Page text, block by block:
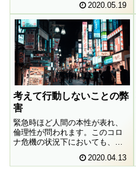
当にそれは義務に反するのでし
ょうか。もしそうだとしたら、
私たちは考える必要などなく、
カントに盲目的に従っていれば
いいことになります。本当にそ
れでいいのでしょうか。
2020.05.19
考えて行動しないことの弊
害
緊急時ほど人間の本性が表れ、
倫理性が問われます。このコロ
ナ危機の状況下においても、勝
が存在します。彼らはなぜその
2020.04.13